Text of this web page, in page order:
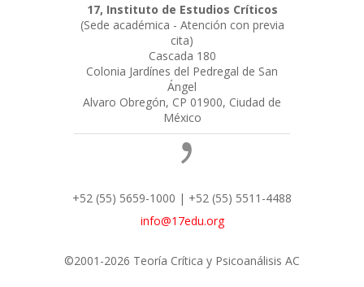
17, Instituto de Estudios Críticos
(Sede académica - Atención con previa
cita)
Cascada 180
Colonia Jardínes del Pedregal de San
Ángel
Alvaro Obregón, CP 01900, Ciudad de
México
+52 (55) 5659-1000 | +52 (55) 5511-4488
info@17edu.org
©2001-2026 Teoría Crítica y Psicoanálisis AC